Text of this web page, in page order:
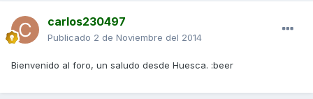
carlos230497
Publicado 2 de Noviembre del 2014
Bienvenido al foro, un saludo desde Huesca. :beer